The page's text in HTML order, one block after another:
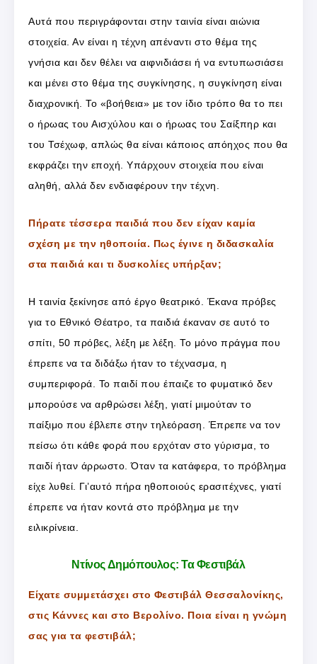
Αυτά που περιγράφονται στην ταινία είναι αιώνια
στοιχεία. Αν είναι η τέχνη απέναντι στο θέμα της
γνήσια και δεν θέλει να αιφνιδιάσει ή να εντυπωσιάσει
και μένει στο θέμα της συγκίνησης, η συγκίνηση είναι
διαχρονική. Το «βοήθεια» με τον ίδιο τρόπο θα το πει
ο ήρωας του Αισχύλου και ο ήρωας του Σαίξπηρ και
του Τσέχωφ, απλώς θα είναι κάποιος απόηχος που θα
εκφράζει την εποχή. Υπάρχουν στοιχεία που είναι
αληθή, αλλά δεν ενδιαφέρουν την τέχνη.
Πήρατε τέσσερα παιδιά που δεν είχαν καμία
σχέση με την ηθοποιία. Πως έγινε η διδασκαλία
στα παιδιά και τι δυσκολίες υπήρξαν;
Η ταινία ξεκίνησε από έργο θεατρικό. Έκανα πρόβες
για το Εθνικό Θέατρο, τα παιδιά έκαναν σε αυτό το
σπίτι, 50 πρόβες, λέξη με λέξη. Το μόνο πράγμα που
έπρεπε να τα διδάξω ήταν το τέχνασμα, η
συμπεριφορά. Το παιδί που έπαιζε το φυματικό δεν
μπορούσε να αρθρώσει λέξη, γιατί μιμούταν το
παίξιμο που έβλεπε στην τηλεόραση. Έπρεπε να τον
πείσω ότι κάθε φορά που ερχόταν στο γύρισμα, το
παιδί ήταν άρρωστο. Όταν τα κατάφερα, το πρόβλημα
είχε λυθεί. Γι’αυτό πήρα ηθοποιούς ερασιτέχνες, γιατί
έπρεπε να ήταν κοντά στο πρόβλημα με την
ειλικρίνεια.
Ντίνος Δημόπουλος: Τα Φεστιβάλ
Είχατε συμμετάσχει στο Φεστιβάλ Θεσσαλονίκης,
στις Κάννες και στο Βερολίνο. Ποια είναι η γνώμη
σας για τα φεστιβάλ;